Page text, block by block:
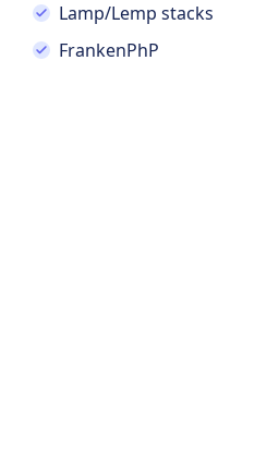
Lamp/Lemp stacks
FrankenPhP